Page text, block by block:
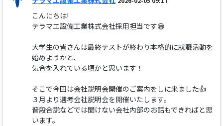
こんにちは!
テラマエ設備工業株式会社採用担当です😁
大学生の皆さんは最終テストが終わり本格的に就職活動を
始めようかと、
気合を入れている頃かと思います！
そこで今回は会社説明会開催のご案内をしに来ました👍
３月より選考会社説明会を開催いたします。
普段合説などでは聞けない会社内部のお話もできればと思
います。